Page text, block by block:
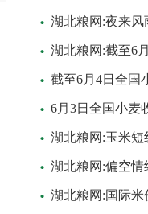
湖北粮网:夜来
湖北粮网:截至6
截至6月4日全国
6月3日全国小麦
湖北粮网:玉米
湖北粮网:偏空情
湖北粮网:国际